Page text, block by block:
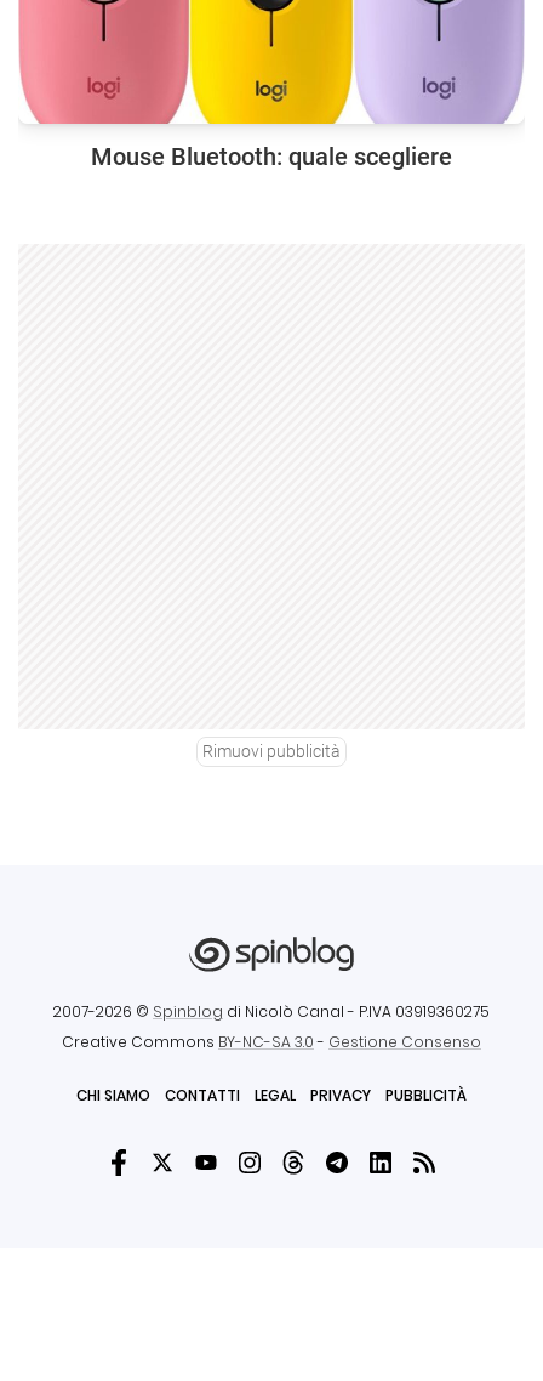
Mouse Bluetooth: quale scegliere
Rimuovi pubblicità
2007-2026 © Spinblog di Nicolò Canal - P.IVA 03919360275
Creative Commons BY-NC-SA 3.0- Gestione Consenso
CHI SIAMO CONTATTI LEGAL PRIVACY PUBBLICITÀ